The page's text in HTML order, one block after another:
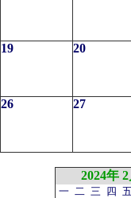
19 20
26 27
2024年 2
一 二 三 四 五